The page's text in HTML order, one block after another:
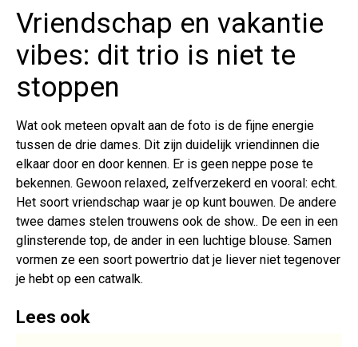
Vriendschap en vakantie
vibes: dit trio is niet te
stoppen
Wat ook meteen opvalt aan de foto is de fijne energie
tussen de drie dames. Dit zijn duidelijk vriendinnen die
elkaar door en door kennen. Er is geen neppe pose te
bekennen. Gewoon relaxed, zelfverzekerd en vooral: echt.
Het soort vriendschap waar je op kunt bouwen. De andere
twee dames stelen trouwens ook de show.. De een in een
glinsterende top, de ander in een luchtige blouse. Samen
vormen ze een soort powertrio dat je liever niet tegenover
je hebt op een catwalk.
Lees ook